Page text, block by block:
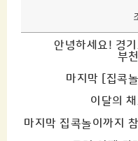
안녕하세요! 경
부
마지막 [집콕
이달의
마지막 집콕놀이까지